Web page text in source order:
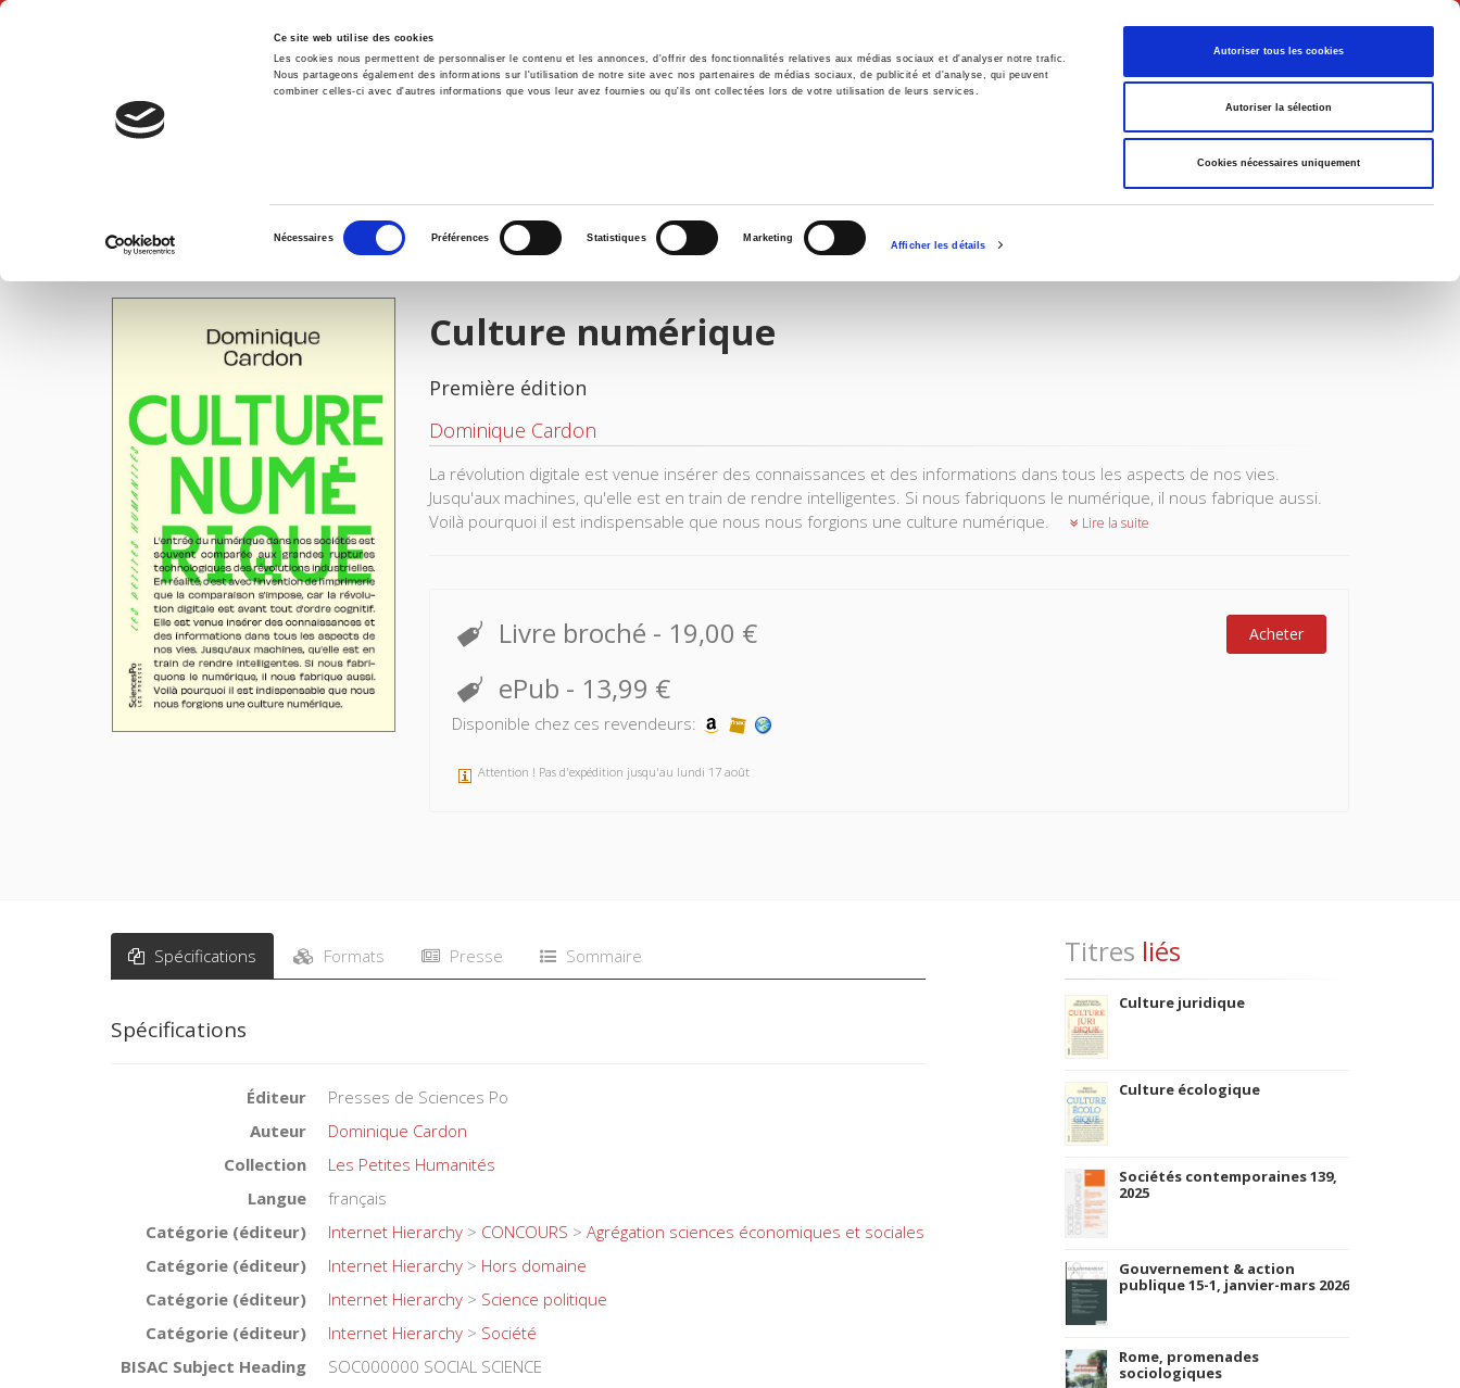
Ce site web utilise des cookies
Les cookies nous permettent de personnaliser le contenu et les annonces, d'offrir des fonctionnalités relatives aux médias sociaux et d'analyser notre trafic.
Nous partageons également des informations sur l'utilisation de notre site avec nos partenaires de médias sociaux, de publicité et d'analyse, qui peuvent
combiner celles-ci avec d'autres informations que vous leur avez fournies ou qu'ils ont collectées lors de votre utilisation de leurs services.
consentement
Nécessaires Préférences Statistiques Marketing
Afficher les détails
Autoriser tous les cookies
Autoriser la sélection
Cookies nécessaires uniquement
Français
Accueil Environnement Histoire International
IMAGES
Culture numérique
Première édition
Dominique Cardon
La révolu­tion digitale est venue insérer des connaissances et des informations dans tous les aspects de nos vies.
Jusqu'aux machines, qu'elle est en train de rendre intelligentes. Si nous fabri­quons le numérique, il nous fabrique aussi.
Voilà pourquoi il est indispensable que nous nous forgions une culture numérique.
Lire la suite
Livre broché - 19,00 € Acheter
ePub - 13,99 €
Disponible chez ces revendeurs:
Attention ! Pas d'expédition jusqu'au lundi 17 août
Spécifications Formats Presse Sommaire
Spécifications
Éditeur
Presses de Sciences Po
Auteur
Dominique Cardon
Collection
Les Petites Humanités
Langue
français
Catégorie (éditeur)
Internet Hierarchy > CONCOURS > Agrégation sciences économiques et sociales
Catégorie (éditeur)
Internet Hierarchy > Hors domaine
Catégorie (éditeur)
Internet Hierarchy > Science politique
Catégorie (éditeur)
Internet Hierarchy > Société
BISAC Subject Heading
SOC000000 SOCIAL SCIENCE
Titres liés
Culture juridique
Culture écologique
Sociétés contemporaines 139,
2025
Gouvernement & action
publique 15-1, janvier-mars 2026
Rome, promenades
sociologiques